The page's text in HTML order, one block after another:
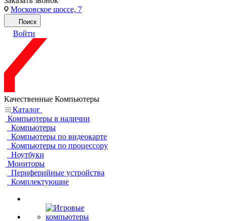
Московское шоссе, 7
Поиск
Войти
Качественные Компьютеры
Каталог
Компьютеры в наличии
Компьютеры
Компьютеры по видеокарте
Компьютеры по процессору
Ноутбуки
Мониторы
Периферийные устройства
Комплектующие